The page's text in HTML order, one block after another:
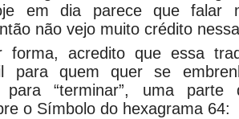
em dia parece que falar
não vejo muito crédito
forma, acredito que essa
para quem quer se
para “terminar”, uma parte
o Símbolo do hexagrama 64: